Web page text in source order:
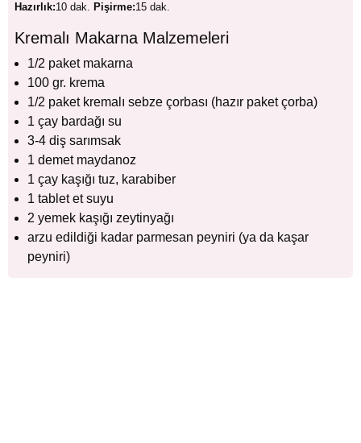
Hazırlık:10 dak. Pişirme:15 dak.
Kremalı Makarna Malzemeleri
1/2 paket makarna
100 gr. krema
1/2 paket kremalı sebze çorbası (hazır paket çorba)
1 çay bardağı su
3-4 diş sarımsak
1 demet maydanoz
1 çay kaşığı tuz, karabiber
1 tablet et suyu
2 yemek kaşığı zeytinyağı
arzu edildiği kadar parmesan peyniri (ya da kaşar
peyniri)